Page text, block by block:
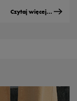
Czytaj więcej...